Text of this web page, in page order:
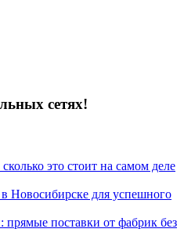
сетях!
это стоит на самом деле
Новосибирске для успешного
поставки от фабрик без